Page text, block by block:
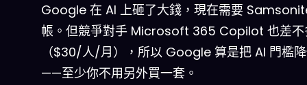
Google 在 AI 上砸了大錢，現在需要
帳。但競爭對手 Microsoft 365 Copilot 也差不
（$30/人/月），所以 Google 算是把 AI 門檻
——至少你不用另外買一套。